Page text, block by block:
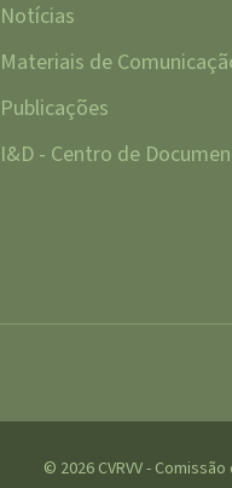
Notícias
Materiais de
Publicações
I&D - Centro de
© 2026 CVRVV -